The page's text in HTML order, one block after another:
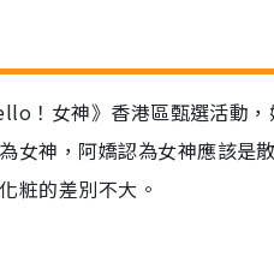
！女神》香港區甄選活動
女神，阿嬌認為女神應該是
粧的差別不大。